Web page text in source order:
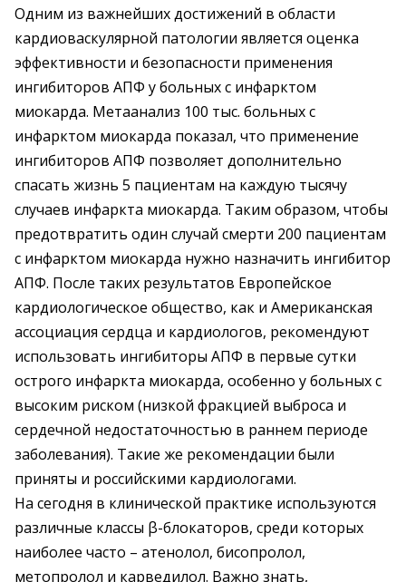
Одним из важнейших достижений в области
кардиоваскулярной патологии является оценка
эффективности и безопасности применения
ингибиторов АПФ у больных с инфарктом
миокарда. Метаанализ 100 тыс. больных с
инфарктом миокарда показал, что применение
ингибиторов АПФ позволяет дополнительно
спасать жизнь 5 пациентам на каждую тысячу
случаев инфаркта миокарда. Таким образом, чтобы
предотвратить один случай смерти 200 пациентам
с инфарктом миокарда нужно назначить ингибитор
АПФ. После таких результатов Европейское
кардиологическое общество, как и Американская
ассоциация сердца и кардиологов, рекомендуют
использовать ингибиторы АПФ в первые сутки
острого инфаркта миокарда, особенно у больных с
высоким риском (низкой фракцией выброса и
сердечной недостаточностью в раннем периоде
заболевания). Такие же рекомендации были
приняты и российскими кардиологами.
На сегодня в клинической практике используются
различные классы β-блокаторов, среди которых
наиболее часто – атенолол, бисопролол,
метопролол и карведилол. Важно знать,